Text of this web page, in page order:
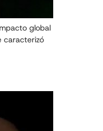
global
caracterizó